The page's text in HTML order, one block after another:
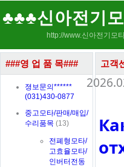
♣♣♣신아전기
http://www.신아전기모
###영 업 품 목###
졍보문의******
(031)430-0877
중고모타/판매/매입/
수리품목 (13)
전폐형모타/
고효율모타/
인버터전동
고객